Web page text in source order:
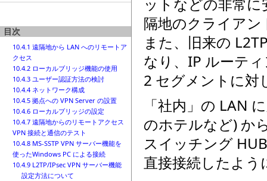
目次
10.4.1 遠隔地から LAN へのリモートア
クセス
10.4.2 ローカルブリッジ機能の使用
10.4.3 ユーザー認証方法の検討
10.4.4 ネットワーク構成
10.4.5 拠点への VPN Server の設置
10.4.6 ローカルブリッジの設定
10.4.7 遠隔地からのリモートアクセス
VPN 接続と通信のテスト
10.4.8 MS-SSTP VPN サーバー機能を
使ったWindows PC による接続
10.4.9 L2TP/IPsec VPN サーバー機能
設定方法について
隔地のクライア
また、旧来の
なり、IP ルーテ
2 セグメントに対
「社内」の LAN
のホテルなど) か
スイッチング
直接接続したよ